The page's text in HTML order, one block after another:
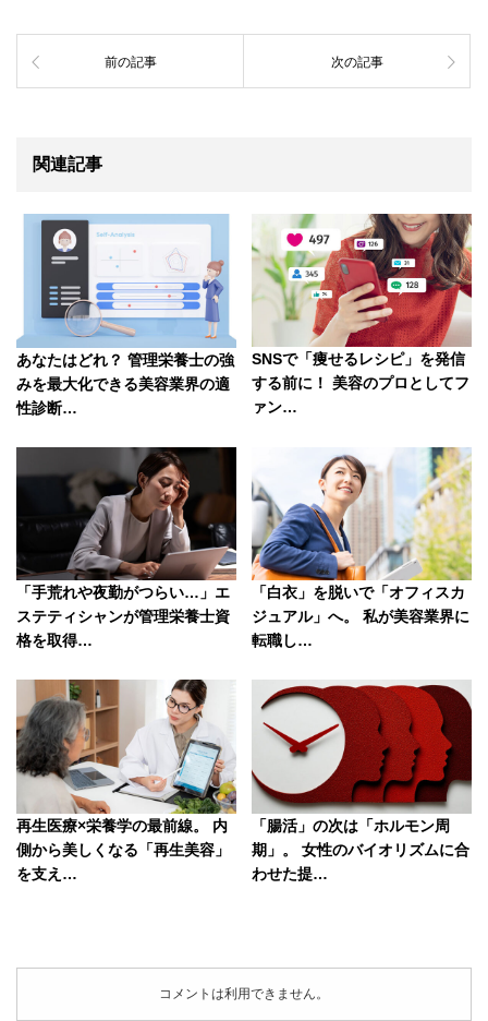
c
e
k
tt
er
e
e
n
ck
et
er
e
前の記事 次の記事
関連記事
あなたはどれ？ 管理栄養士の強
みを最大化できる美容業界の適
性診断…
SNSで「痩せるレシピ」を発信
する前に！ 美容のプロとしてフ
ァン…
「手荒れや夜勤がつらい…」エ
ステティシャンが管理栄養士資
格を取得…
「白衣」を脱いで「オフィスカ
ジュアル」へ。 私が美容業界に
転職し…
再生医療×栄養学の最前線。 内
側から美しくなる「再生美容」
を支え…
「腸活」の次は「ホルモン周
期」。 女性のバイオリズムに合
わせた提…
コメントは利用できません。